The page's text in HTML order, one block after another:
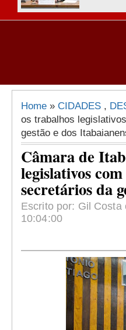
Home » CIDADES ,
os trabalhos
gestão e dos
Câmara de
legislativos
secretários da
Escrito por: Gil
10:04:00